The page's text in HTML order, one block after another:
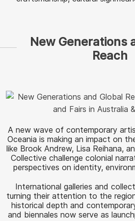
New Generations
Reach
A new wave of contemporary
Oceania is making an impact on
like Brook Andrew, Lisa Reihana,
Collective challenge colonial
perspectives on identity,
International galleries and
turning their attention to the
historical depth and
and biennales now serve as